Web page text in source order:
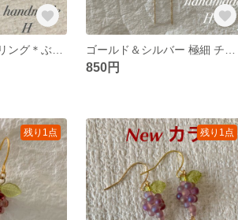
850円
残り1点 残り1点